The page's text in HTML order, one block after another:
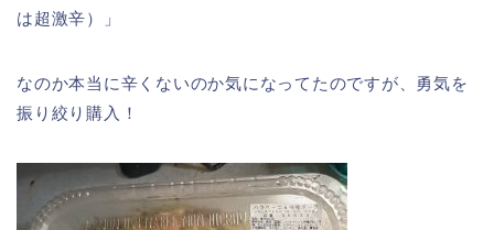
は超激辛）」
なのか本当に辛くないのか気になってたのですが、勇気を
振り絞り購入！